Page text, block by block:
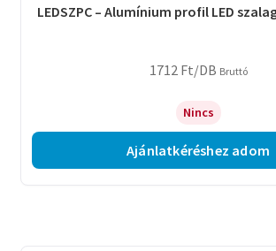
LEDSZPC – Alumínium profil LED
1712 Ft/DB Bruttó
Nincs
Ajánlatkéréshez adom